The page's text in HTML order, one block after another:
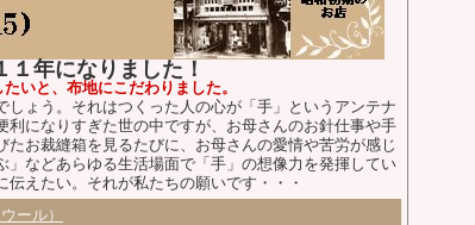
年になりました！
いと、布地にこだわりました。
ょう。それはつくった人の心が「手」というアンテナ
になりすぎた世の中ですが、お母さんのお針仕事や手
お裁縫箱を見るたびに、お母さんの愛情や苦労が感じ
などあらゆる生活場面で「手」の想像力を発揮してい
えたい。それが私たちの願いです・・・
ール）